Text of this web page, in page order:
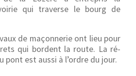
qui traverse le bourg de
de maçonnerie ont lieu pour
qui bordent la route. La ré-
pont est aussi à l’ordre du jour.